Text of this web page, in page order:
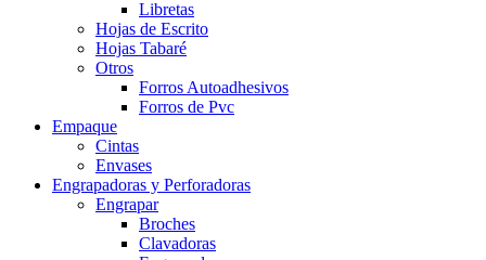
Libretas
Hojas de Escrito
Hojas Tabaré
Otros
Forros Autoadhesivos
Forros de Pvc
Empaque
Cintas
Envases
Engrapadoras y Perforadoras
Engrapar
Broches
Clavadoras